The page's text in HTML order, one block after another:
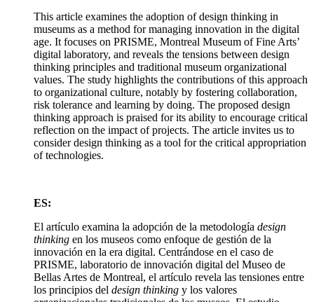
This article examines the adoption of design thinking in
museums as a method for managing innovation in the digital
age. It focuses on PRISME, Montreal Museum of Fine Arts’
digital laboratory, and reveals the tensions between design
thinking principles and traditional museum organizational
values. The study highlights the contributions of this approach
to organizational culture, notably by fostering collaboration,
risk tolerance and learning by doing. The proposed design
thinking approach is praised for its ability to encourage critical
reflection on the impact of projects. The article invites us to
consider design thinking as a tool for the critical appropriation
of technologies.
ES:
El artículo examina la adopción de la metodología design
thinking en los museos como enfoque de gestión de la
innovación en la era digital. Centrándose en el caso de
PRISME, laboratorio de innovación digital del Museo de
Bellas Artes de Montreal, el artículo revela las tensiones entre
los principios del design thinking y los valores